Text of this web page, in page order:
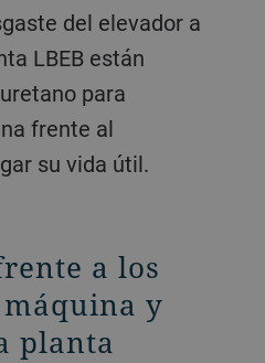
del elevador a
LBEB están
para
frente al
su vida útil.
a los
y
planta